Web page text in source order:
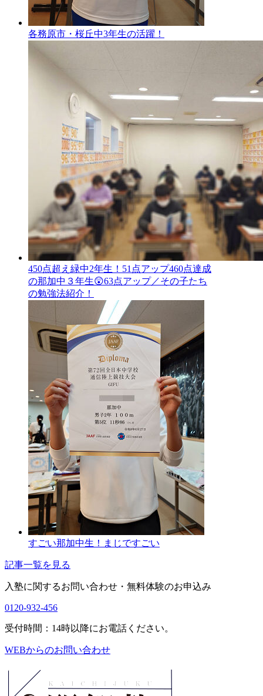
各務原市・桜丘中3年生の活躍！
450点超え緑中2年生！51点アップ460点達成
の那加中３年生😲63点アップ／その子たち
の勉強法紹介！
すごい那加中生！まじですごい
記事一覧を見る
入塾に関するお問い合わせ・ 無料体験のお申込み
0120-932-456
受付時間：14時以降にお電話ください。
WEBからのお問い合わせ